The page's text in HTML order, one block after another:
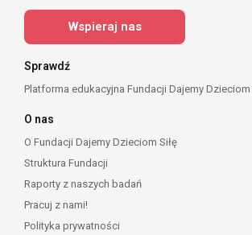
Wspieraj nas
Sprawdź
Platforma edukacyjna Fundacji Dajemy Dzieciom
O nas
O Fundacji Dajemy Dzieciom Siłę
Struktura Fundacji
Raporty z naszych badań
Pracuj z nami!
Polityka prywatności